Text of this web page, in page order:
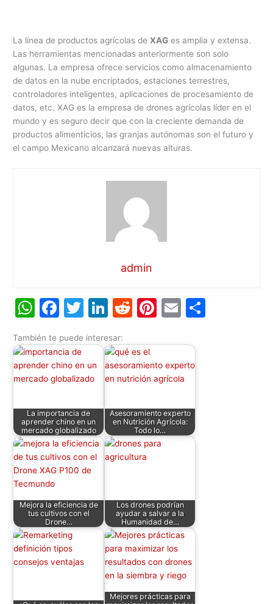
La línea de productos agrícolas deXAG es amplia y extensa.
Las herramientas mencionadas anteriormente son solo
algunas. La empresa ofrece servicios como almacenamiento
de datos en la nube encriptados, estaciones terrestres,
controladores inteligentes, aplicaciones de procesamiento de
datos, etc. XAG es la empresa de drones agrícolas líder en el
mundo y es seguro decir que con la creciente demanda de
productos alimenticios, las granjas autónomas son el futuro y
el campo Mexicano alcanzará nuevas alturas.
admin
W
at
s
A
p
p
F
c
e
b
o
o
k
T
itt
er
Li
k
e
dI
n
R
d
di
t
Pi
er
e
st
E
ai
l
También te puede interesar:
La importancia de
aprender chino en un
mercado globalizado
Asesoramiento experto
en Nutrición Agrícola:
Todo lo…
Mejora la eficiencia de
tus cultivos con el
Drone…
Los drones podrían
ayudar a salvar a la
Humanidad de…
Mejores prácticas para